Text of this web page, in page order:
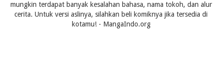
mungkin terdapat banyak kesalahan bahasa, nama tokoh, dan alur
cerita. Untuk versi aslinya, silahkan beli komiknya jika tersedia di
kotamu! - MangaIndo.org